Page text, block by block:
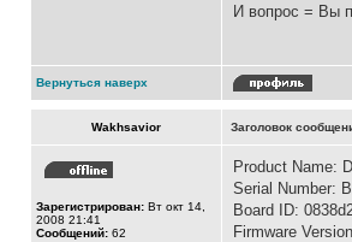
И вопрос = Вы
Вернуться наверх
Wakhsavior Заголовок
Зарегистрирован: Вт окт 14,
2008 21:41
Сообщений: 62
Product Name:
Serial Number:
Board ID:
Firmware